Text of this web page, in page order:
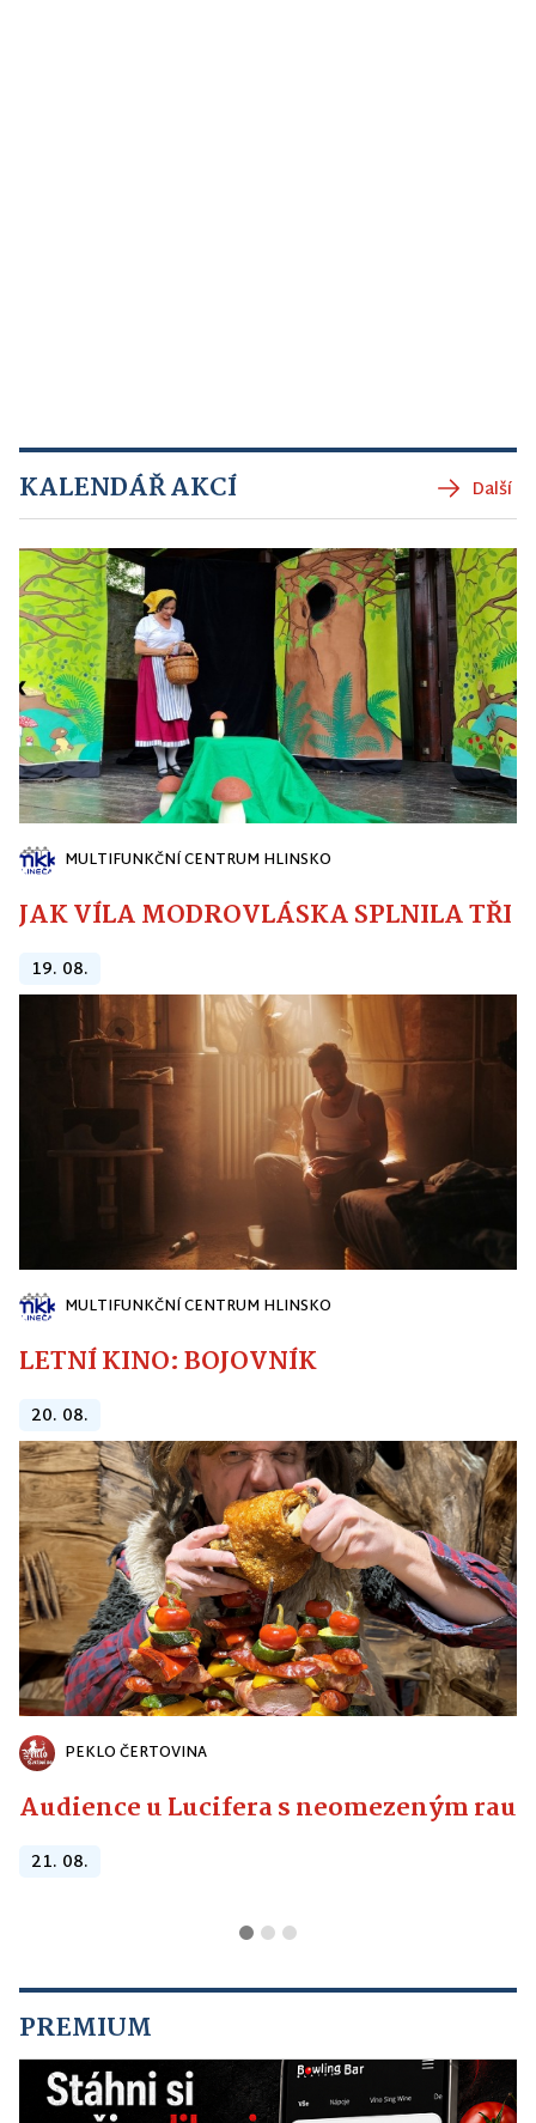
KALENDÁŘ AKCÍ Další
MULTIFUNKČNÍ CENTRUM HLINSKO
JAK VÍLA MODROVLÁSKA SPLNILA
19. 08.
MULTIFUNKČNÍ CENTRUM HLINSKO
LETNÍ KINO: BOJOVNÍK
20. 08.
PEKLO ČERTOVINA
Audience u Lucifera s neomezeným
21. 08.
PREMIUM